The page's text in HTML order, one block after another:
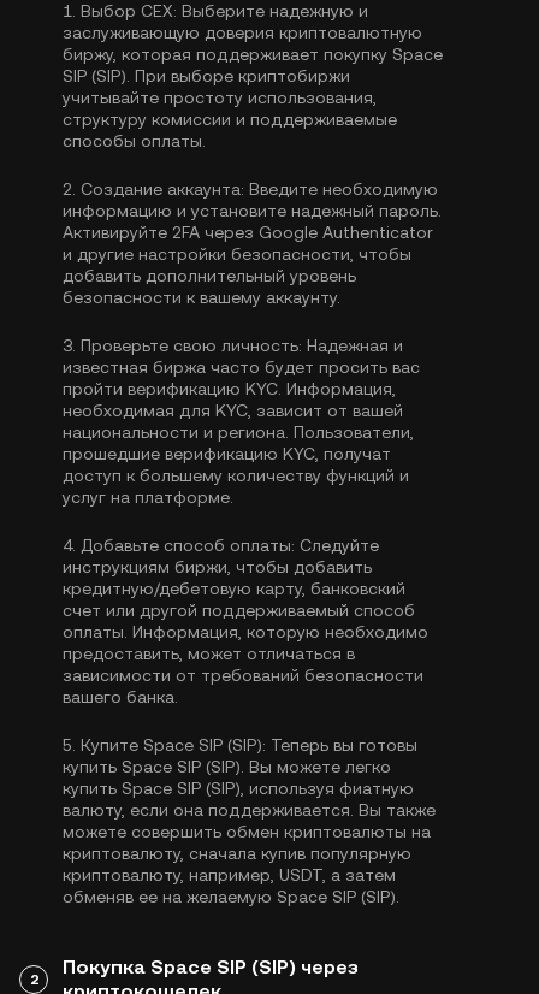
1. Выбор CEX: Выберите надежную и
заслуживающую доверия криптовалютную
биржу, которая поддерживает покупку Space
SIP (SIP). При выборе криптобиржи
учитывайте простоту использования,
структуру комиссии и поддерживаемые
способы оплаты.
2. Создание аккаунта: Введите необходимую
информацию и установите надежный пароль.
Активируйте 2FA через Google Authenticator
и другие настройки безопасности, чтобы
добавить дополнительный уровень
безопасности к вашему аккаунту.
3. Проверьте свою личность: Надежная и
известная биржа часто будет просить вас
пройти верификацию KYC . Информация,
необходимая для KYC, зависит от вашей
национальности и региона. Пользователи,
прошедшие верификацию KYC, получат
доступ к большему количеству функций и
услуг на платформе.
4. Добавьте способ оплаты: Следуйте
инструкциям биржи, чтобы добавить
кредитную/дебетовую карту, банковский
счет или другой поддерживаемый способ
оплаты. Информация, которую необходимо
предоставить, может отличаться в
зависимости от требований безопасности
вашего банка.
5. Купите Space SIP (SIP): Теперь вы готовы
купить Space SIP (SIP). Вы можете легко
купить Space SIP (SIP), используя фиатную
валюту, если она поддерживается. Вы также
можете совершить обмен криптовалюты на
криптовалюту, сначала купив популярную
криптовалюту, например, USDT , а затем
обменяв ее на желаемую Space SIP (SIP).
2
Покупка Space SIP (SIP) через